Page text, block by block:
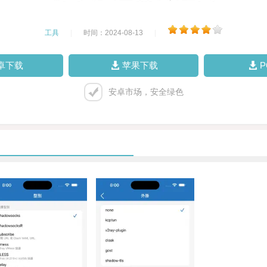
工具 时间：2024-08-13
下载 苹果下载
安卓市场，安全绿色